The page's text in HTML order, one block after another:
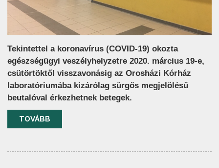
Tekintettel a koronavírus (COVID-19) okozta
egészségügyi veszélyhelyzetre 2020. március 19-e,
csütörtöktől visszavonásig az Orosházi Kórház
laboratóriumába kizárólag sürgős megjelölésű
beutalóval érkezhetnek betegek.
TOVÁBB